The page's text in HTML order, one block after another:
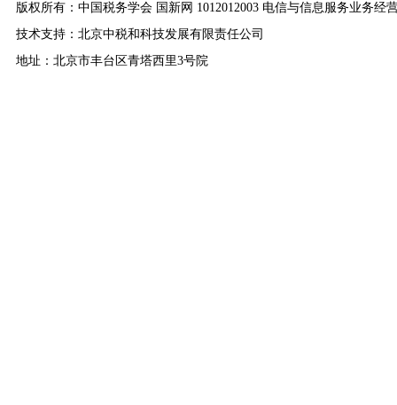
版权所有：中国税务学会 国新网 1012012003 电信与信息服务业务经
技术支持：北京中税和科技发展有限责任公司
地址：北京市丰台区青塔西里3号院